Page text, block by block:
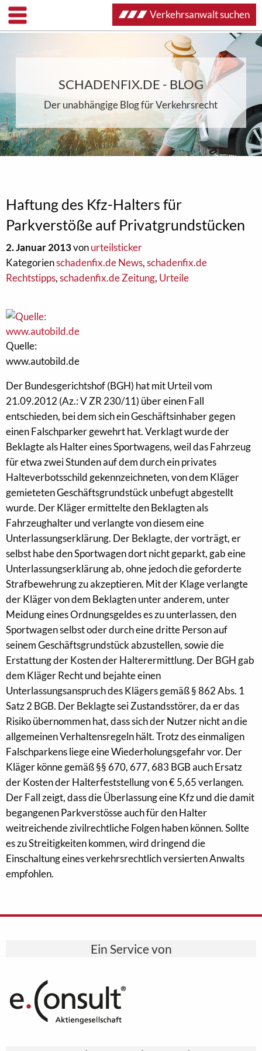
SCHADENFIX.DE - BLOG
Der unabhängige Blog für Verkehrsrecht
Haftung des Kfz-Halters für
Parkverstöße auf Privatgrundstücken
2. Januar 2013vonurteilsticker
Kategorienschadenfix.de News,schadenfix.de
Rechtstipps,schadenfix.de Zeitung, Urteile
Quelle:
www.autobild.de
Der Bundesgerichtshof (BGH) hat mit Urteil vom
21.09.2012 (Az.: V ZR 230/11) über einen Fall
entschieden, bei dem sich ein Geschäftsinhaber gegen
einen Falschparker gewehrt hat. Verklagt wurde der
Beklagte als Halter eines Sportwagens, weil das Fahrzeug
für etwa zwei Stunden auf dem durch ein privates
Halteverbotsschild gekennzeichneten, von dem Kläger
gemieteten Geschäftsgrundstück unbefugt abgestellt
wurde. Der Kläger ermittelte den Beklagten als
Fahrzeughalter und verlangte von diesem eine
Unterlassungserklärung. Der Beklagte, der vorträgt, er
selbst habe den Sportwagen dort nicht geparkt, gab eine
Unterlassungserklärung ab, ohne jedoch die geforderte
Strafbewehrung zu akzeptieren. Mit der Klage verlangte
der Kläger von dem Beklagten unter anderem, unter
Meidung eines Ordnungsgeldes es zu unterlassen, den
Sportwagen selbst oder durch eine dritte Person auf
seinem Geschäftsgrundstück abzustellen, sowie die
Erstattung der Kosten der Halterermittlung. Der BGH gab
dem Kläger Recht und bejahte einen
Unterlassungsanspruch des Klägers gemäß § 862 Abs. 1
Satz 2 BGB. Der Beklagte sei Zustandsstörer, da er das
Risiko übernommen hat, dass sich der Nutzer nicht an die
allgemeinen Verhaltensregeln hält. Trotz des einmaligen
Falschparkens liege eine Wiederholungsgefahr vor. Der
Kläger könne gemäß §§ 670, 677, 683 BGB auch Ersatz
der Kosten der Halterfeststellung von € 5,65 verlangen.
Der Fall zeigt, dass die Überlassung eine Kfz und die damit
begangenen Parkverstösse auch für den Halter
weitreichende zivilrechtliche Folgen haben können. Sollte
es zu Streitigkeiten kommen, wird dringend die
Einschaltung eines verkehrsrechtlich versierten Anwalts
empfohlen.
Ein Service von
Verkehrsanwalt suchen